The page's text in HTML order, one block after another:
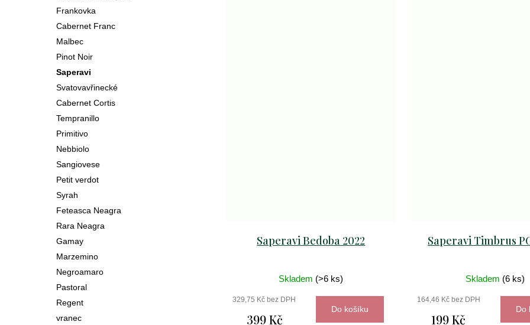
Frankovka
Cabernet Franc
Malbec
Pinot Noir
Saperavi
Svatovavřinecké
Cabernet Cortis
Tempranillo
Primitivo
Nebbiolo
Sangiovese
Petit verdot
Syrah
Feteasca Neagra
Rara Neagra
Gamay
Marzemino
Negroamaro
Pastoral
Regent
vranec
Saperavi Bedoba 2022
Skladem (>6 ks)
329,75 Kč bez DPH
399 Kč
Do košíku
Saperavi Timbrus
Skladem (6 ks)
164,46 Kč bez DPH
199 Kč
Do
crémant
de
brut
excellence
369
Kč
bio
cava
vita
vivet
brut
269
Kč
primitivo
manduria
stilio
doc
2023
449